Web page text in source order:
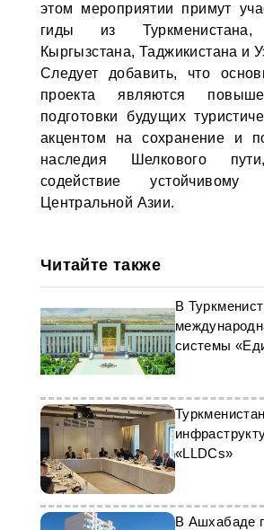
этом мероприятии примут
гиды из Туркменистана,
Кыргызстана, Таджикистана и
Следует добавить, что
проекта являются
подготовки будущих
акцентом на сохранение и
наследия Шелкового
содействие
Центральной Азии.
Читайте также
В
системы
«LLDCs»
В Ашхабаде